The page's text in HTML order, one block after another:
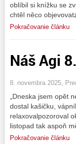
oblíbil si knížku se
chtěl něco
Pokračovanie článku
Náš Agi
8. novembra 2025,
„Dneska jsem opět
dostal kašičku,
relaxovalpozoroval
listopad tak aspoň
Pokračovanie článku